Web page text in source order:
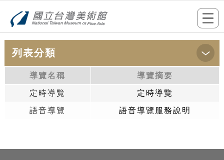
前往首頁
列表分類
::: 首頁>定時導覽
導覽名稱 導覽摘要
定時導覽 定時導覽
語音導覽 語音導覽服務說明